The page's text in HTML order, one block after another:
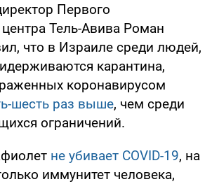
Первого
Тель-Авива Роман
что в Израиле среди людей,
карантина,
коронавирусом
шесть раз выше, чем среди
ограничений.
не убивает COVID-19, на
иммунитет человека,